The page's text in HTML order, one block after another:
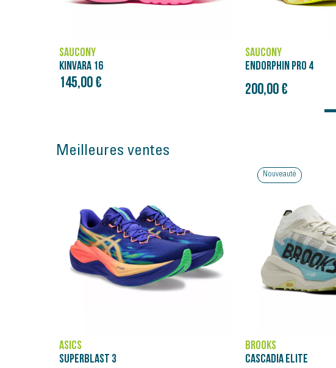
SAUCONY
ENDORPHIN PRO 4
200,00 €
SAUCONY
ENDORPHIN AZURA
160,00 €
Meilleures ventes
BROOKS
CASCADIA ELITE
NÄAK